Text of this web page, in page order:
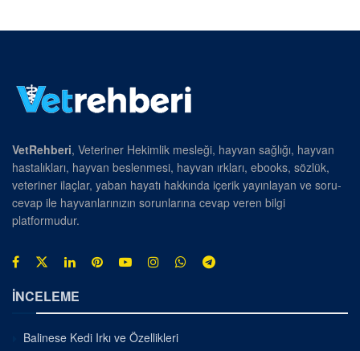
VetRehberi, Veteriner Hekimlik mesleği, hayvan sağlığı, hayvan
hastalıkları, hayvan beslenmesi, hayvan ırkları, ebooks, sözlük,
veteriner ilaçlar, yaban hayatı hakkında içerik yayınlayan ve soru-
cevap ile hayvanlarınızın sorunlarına cevap veren bilgi
platformudur.
İNCELEME
Balinese Kedi Irkı ve Özellikleri